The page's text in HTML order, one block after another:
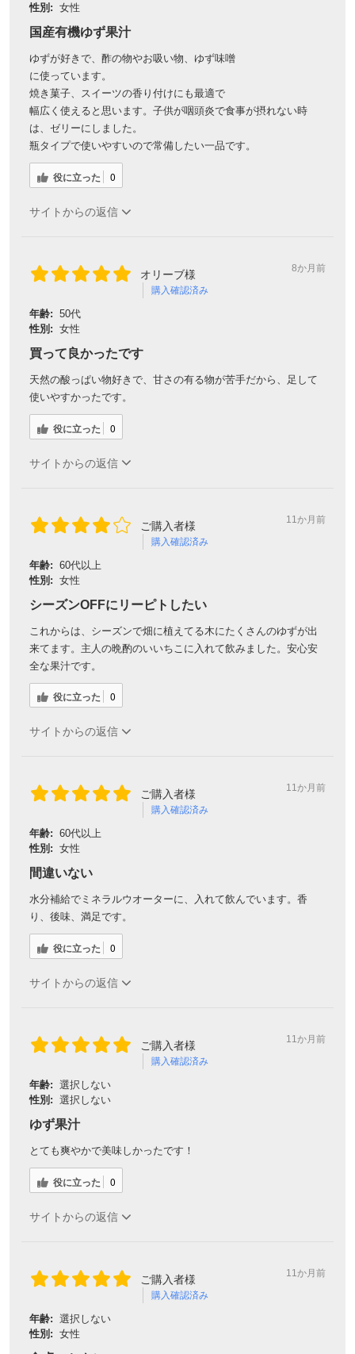
性別: 女性
国産有機ゆず果汁
ゆずが好きで、酢の物やお吸い物、ゆず味噌
に使っています。
焼き菓子、スイーツの香り付けにも最適で
幅広く使えると思います。子供が咽頭炎で食事が摂れない時
は、ゼリーにしました。
瓶タイプで使いやすいので常備したい一品です。
役に立った 0
サイトからの返信
オリーブ様
購入確認済み
8か月前
年齢: 50代
性別: 女性
買って良かったです
天然の酸っぱい物好きで、甘さの有る物が苦手だから、足して
使いやすかったです。
役に立った 0
サイトからの返信
ご購入者様
購入確認済み
11か月前
年齢: 60代以上
性別: 女性
シーズンOFFにリーピトしたい
これからは、シーズンで畑に植えてる木にたくさんのゆずが出
来てます。主人の晩酌のいいちこに入れて飲みました。安心安
全な果汁です。
役に立った 0
サイトからの返信
ご購入者様
購入確認済み
11か月前
年齢: 60代以上
性別: 女性
間違いない
水分補給でミネラルウオーターに、入れて飲んでいます。香
り、後味、満足です。
役に立った 0
サイトからの返信
ご購入者様
購入確認済み
11か月前
年齢: 選択しない
性別: 選択しない
ゆず果汁
とても爽やかで美味しかったです！
役に立った 0
サイトからの返信
ご購入者様
購入確認済み
11か月前
年齢: 選択しない
性別: 女性